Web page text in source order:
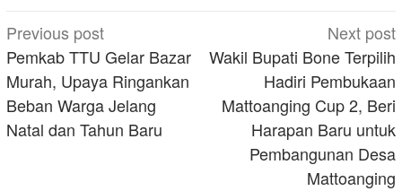
Post
navigation
Previous post
Pemkab TTU Gelar Bazar
Murah, Upaya Ringankan
Beban Warga Jelang
Natal dan Tahun Baru
Next post
Wakil Bupati Bone Terpilih
Hadiri Pembukaan
Mattoanging Cup 2, Beri
Harapan Baru untuk
Pembangunan Desa
Mattoanging